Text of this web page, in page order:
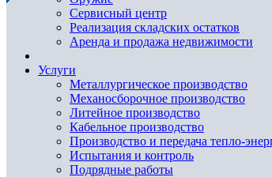
Сервисный центр
Реализация складских остатков
Аренда и продажа недвижимости
Услуги
Металлургическое производство
Механосборочное производство
Литейное производство
Кабельное производство
Производство и передача тепло-
Испытания и контроль
Подрядные работы